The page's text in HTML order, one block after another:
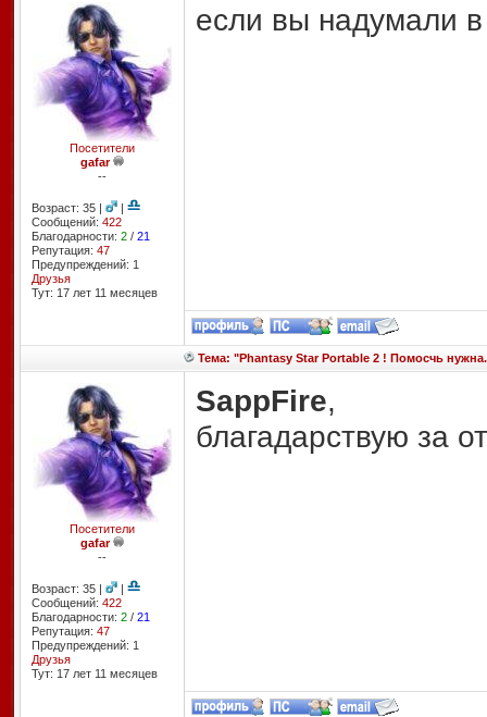
Посетители
gafar
--
Возраст: 35 |
|
Сообщений: 422
Благодарности: 2/ 21
Репутация: 47
Предупреждений: 1
Друзья
Тут: 17 лет 11 месяцев
если вы надумали
Тема: "Phantasy Star Portable 2 ! Помосчь
Посетители
gafar
--
Возраст: 35 |
|
Сообщений: 422
Благодарности: 2/ 21
Репутация: 47
Предупреждений: 1
Друзья
Тут: 17 лет 11 месяцев
SappFire,
благадарствую за